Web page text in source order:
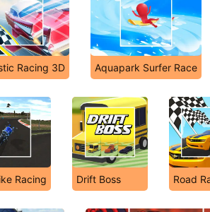
Racing 3D Aquapark Surfer Race
Racing Drift Boss Road